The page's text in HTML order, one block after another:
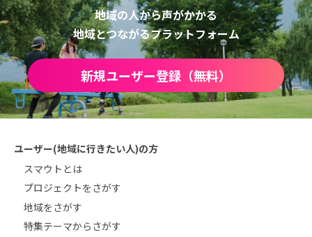
地域の人から声がかかる
地域とつながるプラットフォーム
新規ユーザー登録（無料）
ユーザー(地域に行きたい人)の方
スマウトとは
プロジェクトをさがす
地域をさがす
特集テーマからさがす